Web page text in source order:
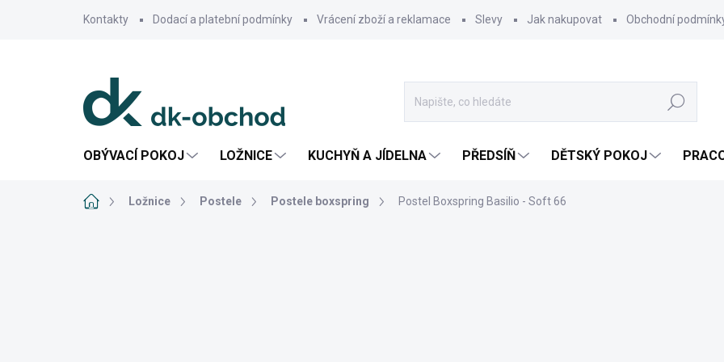
Kontakty Dodací a platební podmínky Vrácení zboží a reklamace Slevy Jak nakupovat Obchodní
Hledat
OBÝVACÍ POKOJ LOŽNICE KUCHYŇ A JÍDELNA PŘEDSÍŇ DĚTSKÝ POKOJ
DomůLožnice Postele Postele boxspring Postel Boxspring Basilio - Soft 66